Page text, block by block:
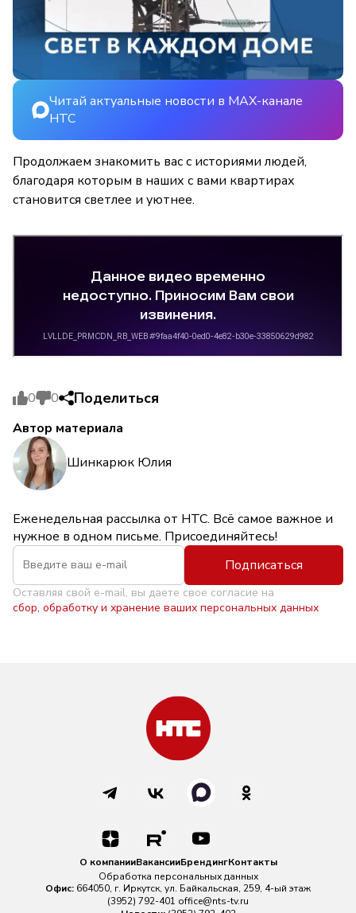
Читай актуальные новости в MAX-канале
НТС
Продолжаем знакомить вас с историями людей,
благодаря которым в наших с вами квартирах
становится светлее и уютнее.
0 0 Поделиться
Автор материала
Шинкарюк Юлия
Еженедельная рассылка от НТС. Всё самое важное и
нужное в одном письме. Присоединяйтесь!
Подписаться
Оставляя свой e-mail, вы даете свое согласие на
сбор, обработку и хранение ваших персональных данных
О компанииВакансииБрендингКонтакты
Обработка персональных данных
Офис: 664050, г. Иркутск, ул. Байкальская, 259, 4-ый этаж
(3952) 792-401 office@nts-tv.ru